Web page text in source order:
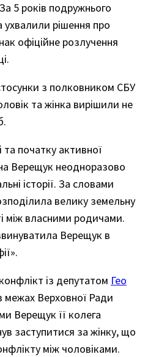
5 років подружнього
рішення про
офіційне розлучення
з полковником СБУ
та жінка вирішили не
та початку активної
Верещук неодноразово
історії. За словами
велику земельну
між власними родичами.
Верещук в
із депутатом Гео
межах Верховної Ради
Верещук її колега
заступитися за жінку, що
між чоловіками.